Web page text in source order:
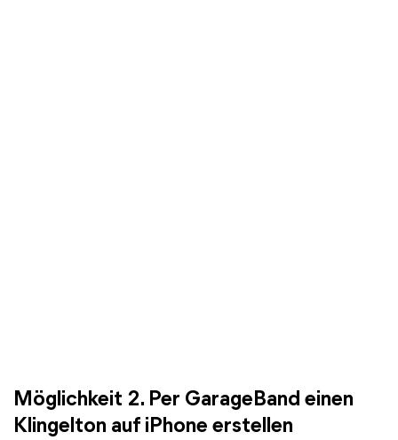
Möglichkeit 2. Per GarageBand einen
Klingelton auf iPhone erstellen